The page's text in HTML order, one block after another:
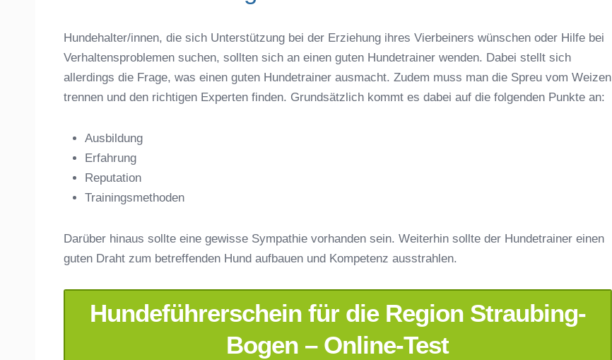
Name der Hundeschule*
Anschrift
E-Mail-Adresse*
Hundehalter/innen, die sich Unterstützung bei der Erziehung ihres Vierbeiners wünschen oder Hilfe bei
Verhaltensproblemen suchen, sollten sich an einen guten Hundetrainer wenden. Dabei stellt sich
allerdings die Frage, was einen guten Hundetrainer ausmacht. Zudem muss man die Spreu vom Weizen
trennen und den richtigen Experten finden. Grundsätzlich kommt es dabei auf die folgenden Punkte an:
Ausbildung
Erfahrung
Reputation
Trainingsmethoden
Darüber hinaus sollte eine gewisse Sympathie vorhanden sein. Weiterhin sollte der Hundetrainer einen
guten Draht zum betreffenden Hund aufbauen und Kompetenz ausstrahlen.
Hundeführerschein für die Region Straubing-
Bogen – Online-Test